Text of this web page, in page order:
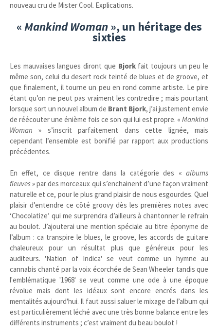
nouveau cru de Mister Cool. Explications.
«Mankind Woman», un héritage des
sixties
Les mauvaises langues diront que Bjorkfait toujours un peu le
même son, celui du desert rock teinté de blues et de groove, et
que finalement, il tourne un peu en rond comme artiste. Le pire
étant qu’on ne peut pas vraiment les contredire ; mais pourtant
lorsque sort un nouvel album de Brant Bjork, j’ai justement envie
de réécouter une énième fois ce son qui lui est propre. « Mankind
Woman» s’inscrit parfaitement dans cette lignée, mais
cependant l’ensemble est bonifié par rapport aux productions
précédentes.
En effet, ce disque rentre dans la catégorie des « albums
fleuves» par des morceaux qui s’enchainent d’une façon vraiment
naturelle et ce, pour le plus grand plaisir de nous esgourdes. Quel
plaisir d’entendre ce côté groovy dès les premières notes avec
‘Chocolatize’ qui me surprendra d’ailleurs à chantonner le refrain
au boulot. J’ajouterai une mention spéciale au titre éponyme de
l’album : ca transpire le blues, le groove, les accords de guitare
chaleureux pour un résultat plus que généreux pour les
auditeurs. 'Nation of Indica' se veut comme un hymne au
cannabis chanté par la voix écorchée de Sean Wheeler tandis que
l'emblématique '1968' se veut comme une ode à une époque
révolue mais dont les idéaux sont encore encrés dans les
mentalités aujourd'hui. Il faut aussi saluer le mixage de l’album qui
est particulièrement léché avec une très bonne balance entre les
différents instruments ; c’est vraiment du beau boulot !